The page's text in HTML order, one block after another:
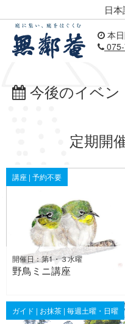
日
本
今後のイベン
定期開
講座 | 予約不要
開催日：第1・３水曜
野鳥ミニ講座
ガイド | お抹茶 | 毎週土曜・日曜